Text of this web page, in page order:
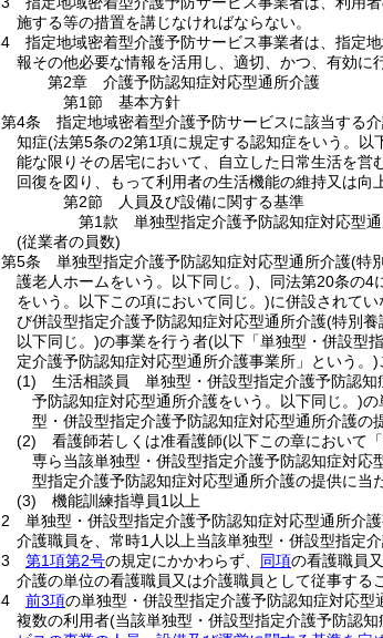
施する等の措置を講じなければならない。
4
指定地域密着型介護予防サービス事業者は、指定
報その他必要な情報を活用し、適切、かつ、有効に
第2章
介護予防認知症対応型通所介護
第1節
基本方針
第4条
指定地域密着型介護予防サービスに該当する
知症(法第5条の2第1項に規定する認知症をいう。以
能な限りその居宅において、自立した日常生活を
回復を図り、もって利用者の生活機能の維持又は向
第2節
人員及び設備に関する基準
第1款
単独型指定介護予防認知症対応型
(従業者の員数)
第5条
単独型指定介護予防認知症対応型通所介護(特
護老人ホームをいう。以下同じ。) 、同法第20条の
をいう。以下この項において同じ。)に併設されて
び併設型指定介護予防認知症対応型通所介護(特別養
以下同じ。)の事業を行う者(以下「単独型・併設型
定介護予防認知症対応型通所介護事業所」という。)
(1)
生活相談員 単独型・併設型指定介護予防認知
予防認知症対応型通所介護をいう。以下同じ。)の
型・併設型指定介護予防認知症対応型通所介護
(2)
看護師若しくは准看護師(以下この章において
専ら当該単独型・併設型指定介護予防認知症対
型指定介護予防認知症対応型通所介護の提供に
(3)
機能訓練指導員1以上
2
単独型・併設型指定介護予防認知症対応型通所介
介護職員を、常時1人以上当該単独型・併設型指定
3
第1項第2号の規定にかかわらず、 同項の看護職員
介護の単位の看護職員又は介護職員として従事する
4
前3項の単独型・併設型指定介護予防認知症対応
複数の利用者(当該単独型・併設型指定介護予防認